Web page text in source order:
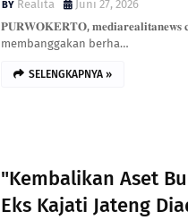
Realita
Juni 27, 2026
𝐏𝐔𝐑𝐖𝐎𝐊𝐄𝐑𝐓𝐎, 𝐦𝐞𝐝𝐢𝐚𝐫𝐞𝐚𝐥𝐢𝐭𝐚𝐧𝐞𝐰𝐬
membanggakan berha…
SELENGKAPNYA »
"Kembalikan Aset
Eks Kajati Jateng